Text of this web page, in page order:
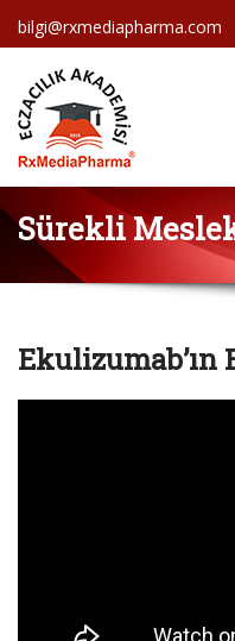
bilgi@rxmediapharma.com
Sürekli
Ekulizumab’ın